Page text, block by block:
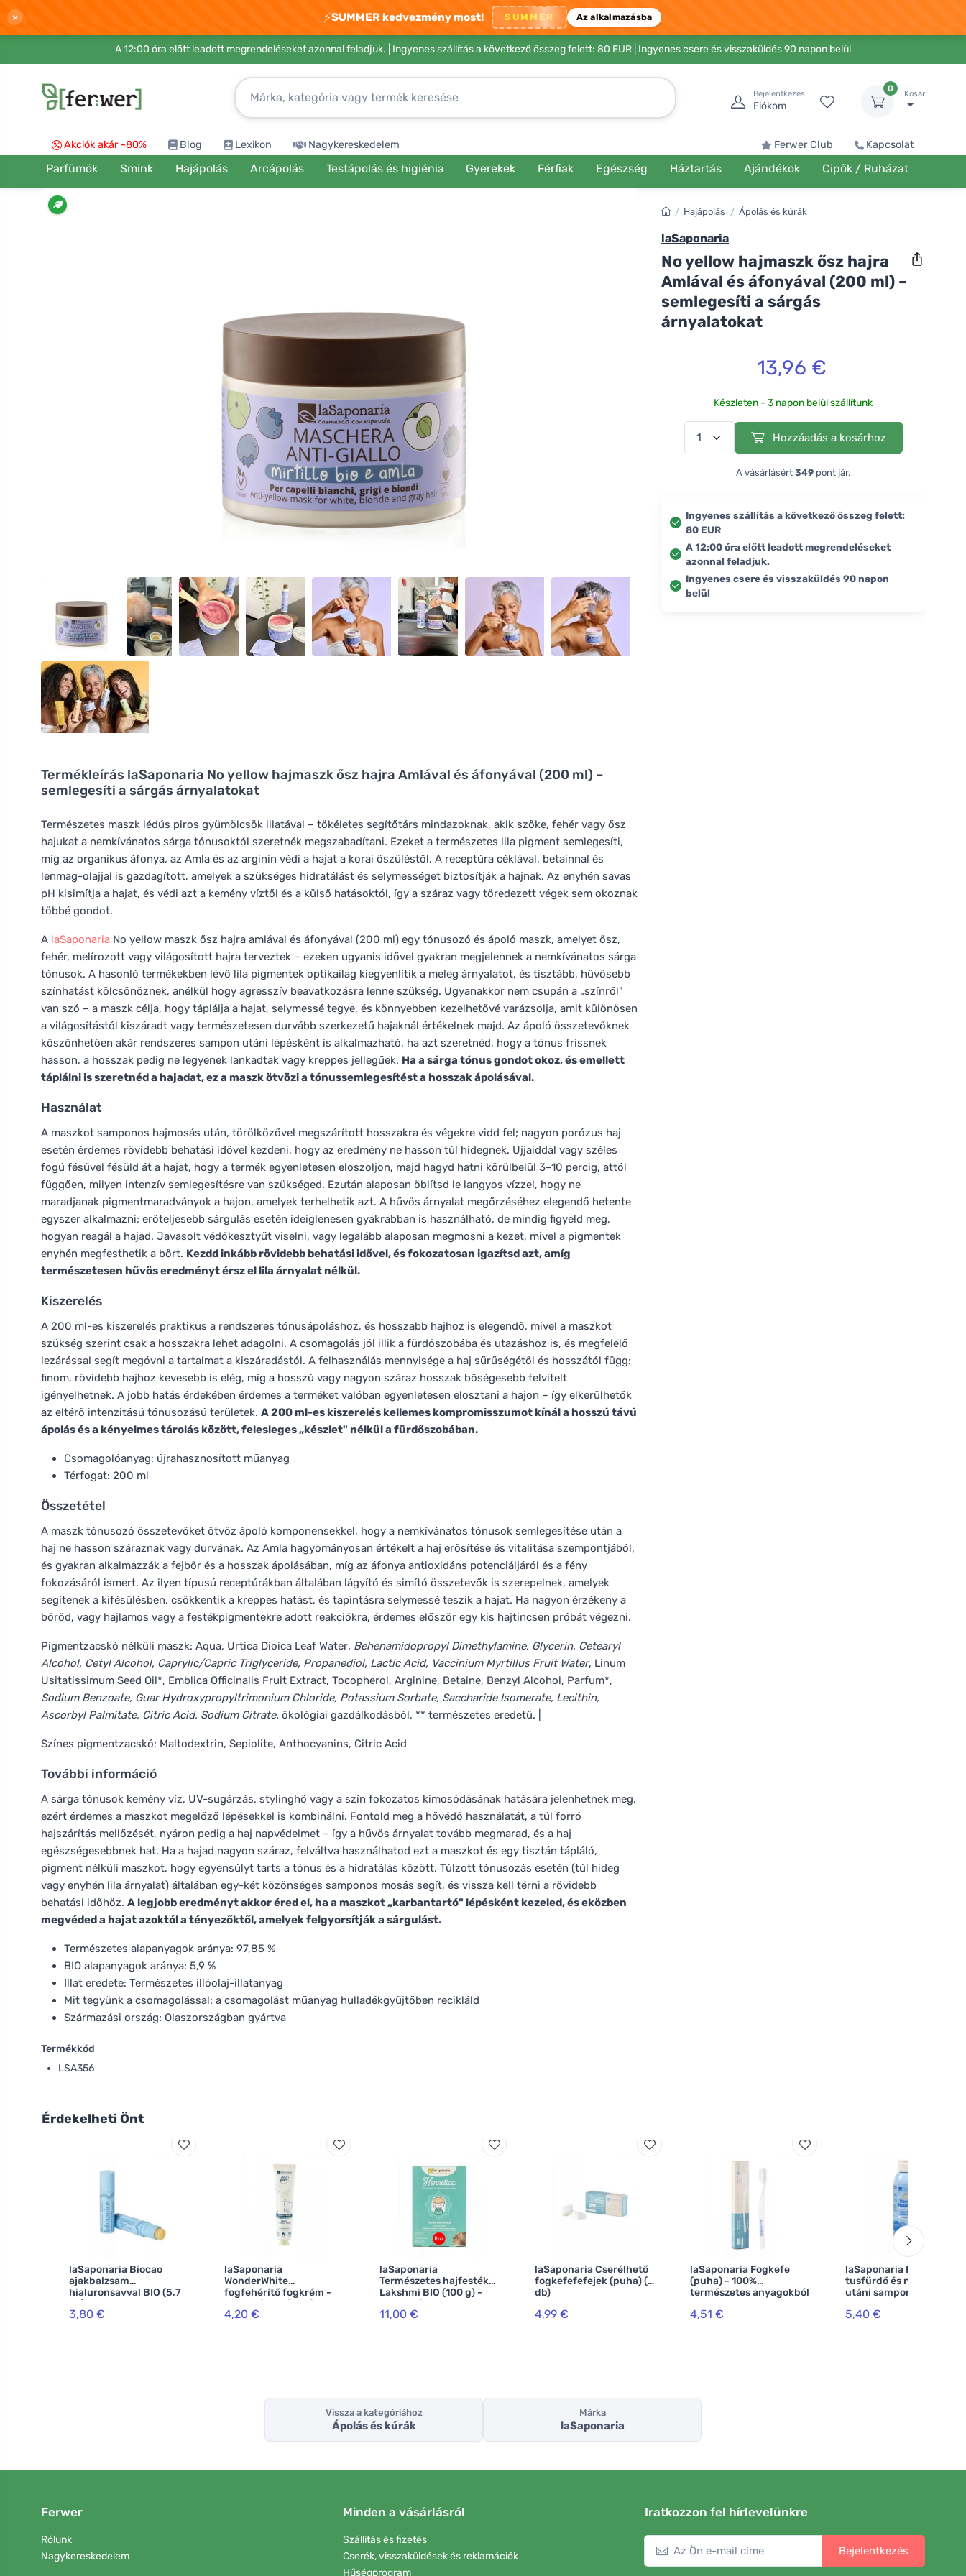
× ⚡SUMMER kedvezmény most! SUMMER Az alkalmazásba
A 12:00 óra előtt leadott megrendeléseket azonnal feladjuk. | Ingyenes szállítás a következő összeg felett: 80 EUR | Ingyenes csere és visszaküldés 90 napon belül
Bejelentkezés
Fiókom
0
Kosár
Akciók akár -80% Blog Lexikon Nagykereskedelem Ferwer Club Kapcsolat
Parfümök Smink Hajápolás Arcápolás Testápolás és higiénia Gyerekek Férfiak Egészség Háztartás Ajándékok Cipők / Ruházat
Termékleírás laSaponaria No yellow hajmaszk ősz hajra Amlával és áfonyával (200 ml) –
semlegesíti a sárgás árnyalatokat
Természetes maszk lédús piros gyümölcsök illatával – tökéletes segítőtárs mindazoknak, akik szőke, fehér vagy ősz
hajukat a nemkívánatos sárga tónusoktól szeretnék megszabadítani. Ezeket a természetes lila pigment semlegesíti,
míg az organikus áfonya, az Amla és az arginin védi a hajat a korai őszüléstől. A receptúra céklával, betainnal és
lenmag-olajjal is gazdagított, amelyek a szükséges hidratálást és selymességet biztosítják a hajnak. Az enyhén savas
pH kisimítja a hajat, és védi azt a kemény víztől és a külső hatásoktól, így a száraz vagy töredezett végek sem okoznak
többé gondot.
A laSaponaria No yellow maszk ősz hajra amlával és áfonyával (200 ml) egy tónusozó és ápoló maszk, amelyet ősz,
fehér, melírozott vagy világosított hajra terveztek – ezeken ugyanis idővel gyakran megjelennek a nemkívánatos sárga
tónusok. A hasonló termékekben lévő lila pigmentek optikailag kiegyenlítik a meleg árnyalatot, és tisztább, hűvösebb
színhatást kölcsönöznek, anélkül hogy agresszív beavatkozásra lenne szükség. Ugyanakkor nem csupán a „színről"
van szó – a maszk célja, hogy táplálja a hajat, selymessé tegye, és könnyebben kezelhetővé varázsolja, amit különösen
a világosítástól kiszáradt vagy természetesen durvább szerkezetű hajaknál értékelnek majd. Az ápoló összetevőknek
köszönhetően akár rendszeres sampon utáni lépésként is alkalmazható, ha azt szeretnéd, hogy a tónus frissnek
hasson, a hosszak pedig ne legyenek lankadtak vagy kreppes jellegűek. Ha a sárga tónus gondot okoz, és emellett
táplálni is szeretnéd a hajadat, ez a maszk ötvözi a tónussemlegesítést a hosszak ápolásával.
Használat
A maszkot samponos hajmosás után, törölközővel megszárított hosszakra és végekre vidd fel; nagyon porózus haj
esetén érdemes rövidebb behatási idővel kezdeni, hogy az eredmény ne hasson túl hidegnek. Ujjaiddal vagy széles
fogú fésűvel fésüld át a hajat, hogy a termék egyenletesen eloszoljon, majd hagyd hatni körülbelül 3–10 percig, attól
függően, milyen intenzív semlegesítésre van szükséged. Ezután alaposan öblítsd le langyos vízzel, hogy ne
maradjanak pigmentmaradványok a hajon, amelyek terhelhetik azt. A hűvös árnyalat megőrzéséhez elegendő hetente
egyszer alkalmazni; erőteljesebb sárgulás esetén ideiglenesen gyakrabban is használható, de mindig figyeld meg,
hogyan reagál a hajad. Javasolt védőkesztyűt viselni, vagy legalább alaposan megmosni a kezet, mivel a pigmentek
enyhén megfesthetik a bőrt. Kezdd inkább rövidebb behatási idővel, és fokozatosan igazítsd azt, amíg
természetesen hűvös eredményt érsz el lila árnyalat nélkül.
Kiszerelés
A 200 ml-es kiszerelés praktikus a rendszeres tónusápoláshoz, és hosszabb hajhoz is elegendő, mivel a maszkot
szükség szerint csak a hosszakra lehet adagolni. A csomagolás jól illik a fürdőszobába és utazáshoz is, és megfelelő
lezárással segít megóvni a tartalmat a kiszáradástól. A felhasználás mennyisége a haj sűrűségétől és hosszától függ:
finom, rövidebb hajhoz kevesebb is elég, míg a hosszú vagy nagyon száraz hosszak bőségesebb felvitelt
igényelhetnek. A jobb hatás érdekében érdemes a terméket valóban egyenletesen elosztani a hajon – így elkerülhetők
az eltérő intenzitású tónusozású területek. A 200 ml-es kiszerelés kellemes kompromisszumot kínál a hosszú távú
ápolás és a kényelmes tárolás között, felesleges „készlet" nélkül a fürdőszobában.
Csomagolóanyag: újrahasznosított műanyag
Térfogat: 200 ml
Összetétel
A maszk tónusozó összetevőket ötvöz ápoló komponensekkel, hogy a nemkívánatos tónusok semlegesítése után a
haj ne hasson száraznak vagy durvának. Az Amla hagyományosan értékelt a haj erősítése és vitalitása szempontjából,
és gyakran alkalmazzák a fejbőr és a hosszak ápolásában, míg az áfonya antioxidáns potenciáljáról és a fény
fokozásáról ismert. Az ilyen típusú receptúrákban általában lágyító és simító összetevők is szerepelnek, amelyek
segítenek a kifésülésben, csökkentik a kreppes hatást, és tapintásra selymessé teszik a hajat. Ha nagyon érzékeny a
bőröd, vagy hajlamos vagy a festékpigmentekre adott reakciókra, érdemes először egy kis hajtincsen próbát végezni.
Pigmentzacskó nélküli maszk: Aqua, Urtica Dioica Leaf Water, Behenamidopropyl Dimethylamine, Glycerin, Cetearyl
Alcohol, Cetyl Alcohol, Caprylic/Capric Triglyceride, Propanediol, Lactic Acid, Vaccinium Myrtillus Fruit Water, Linum
Usitatissimum Seed Oil*, Emblica Officinalis Fruit Extract, Tocopherol, Arginine, Betaine, Benzyl Alcohol, Parfum*,
Sodium Benzoate, Guar Hydroxypropyltrimonium Chloride, Potassium Sorbate, Saccharide Isomerate, Lecithin,
Ascorbyl Palmitate, Citric Acid, Sodium Citrate. ökológiai gazdálkodásból, ** természetes eredetű. |
Színes pigmentzacskó: Maltodextrin, Sepiolite, Anthocyanins, Citric Acid
További információ
A sárga tónusok kemény víz, UV-sugárzás, stylinghő vagy a szín fokozatos kimosódásának hatására jelenhetnek meg,
ezért érdemes a maszkot megelőző lépésekkel is kombinálni. Fontold meg a hővédő használatát, a túl forró
hajszárítás mellőzését, nyáron pedig a haj napvédelmet – így a hűvös árnyalat tovább megmarad, és a haj
egészségesebbnek hat. Ha a hajad nagyon száraz, felváltva használhatod ezt a maszkot és egy tisztán tápláló,
pigment nélküli maszkot, hogy egyensúlyt tarts a tónus és a hidratálás között. Túlzott tónusozás esetén (túl hideg
vagy enyhén lila árnyalat) általában egy-két közönséges samponos mosás segít, és vissza kell térni a rövidebb
behatási időhöz. A legjobb eredményt akkor éred el, ha a maszkot „karbantartó" lépésként kezeled, és eközben
megvéded a hajat azoktól a tényezőktől, amelyek felgyorsítják a sárgulást.
Természetes alapanyagok aránya: 97,85 %
BIO alapanyagok aránya: 5,9 %
Illat eredete: Természetes illóolaj-illatanyag
Mit tegyünk a csomagolással: a csomagolást műanyag hulladékgyűjtőben recikláld
Származási ország: Olaszországban gyártva
Termékkód
LSA356
/ Hajápolás / Ápolás és kúrák
laSaponaria
No yellow hajmaszk ősz hajra
Amlával és áfonyával (200 ml) –
semlegesíti a sárgás
árnyalatokat
13,96 €
Készleten - 3 napon belül szállítunk
Hozzáadás a kosárhoz
A vásárlásért 349 pont jár.
Ingyenes szállítás a következő összeg felett:
80 EUR
A 12:00 óra előtt leadott megrendeléseket
azonnal feladjuk.
Ingyenes csere és visszaküldés 90 napon
belül
Érdekelheti Önt
laSaponaria Biocao
ajakbalzsam
hialuronsavval BIO (5,7
ml)
3,80 €
laSaponaria
WonderWhite
fogfehérítő fogkrém -
menta és aktív szén BIO
(75 ml)
4,20 €
laSaponaria
Természetes hajfesték
Lakshmi BIO (100 g) -
mogyoró
11,00 €
laSaponaria Cserélhető
fogkefefefejek (puha) (2
db)
4,99 €
laSaponaria Fogkefe
(puha) - 100%
természetes anyagokból
4,51 €
laSaponaria BIO
tusfürdő és napozás
utáni sampon (150 ml)
5,40 €
Vissza a kategóriához
Ápolás és kúrák
Márka
laSaponaria
Ferwer
Rólunk
Nagykereskedelem
Minden a vásárlásról
Szállítás és fizetés
Cserék, visszaküldések és reklamációk
Hűségprogram
Iratkozzon fel hírlevelünkre
Bejelentkezés